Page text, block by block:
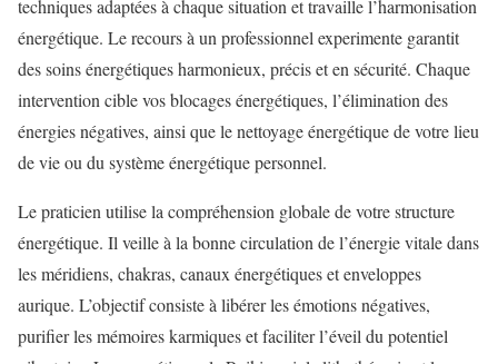
techniques adaptées à chaque situation et travaille l’harmonisation
énergétique. Le recours à un professionnel experimente garantit
des soins énergétiques harmonieux, précis et en sécurité. Chaque
intervention cible vos blocages énergétiques, l’élimination des
énergies négatives, ainsi que le nettoyage énergétique de votre lieu
de vie ou du système énergétique personnel.
Le praticien utilise la compréhension globale de votre structure
énergétique. Il veille à la bonne circulation de l’énergie vitale dans
les méridiens, chakras, canaux énergétiques et enveloppes
aurique. L’objectif consiste à libérer les émotions négatives,
purifier les mémoires karmiques et faciliter l’éveil du potentiel